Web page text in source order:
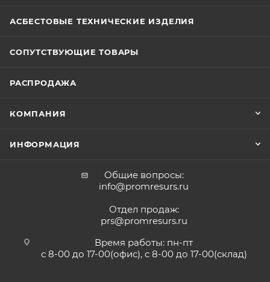
АСБЕСТОВЫЕ ТЕХНИЧЕСКИЕ ИЗДЕЛИЯ
СОПУТСТВУЮЩИЕ ТОВАРЫ
РАСПРОДАЖА
КОМПАНИЯ
ИНФОРМАЦИЯ
Общие вопросы:
info@promresurs.ru
Отдел продаж:
prs@promresurs.ru
Время работы: пн-пт
с 8-00 до 17-00(офис), с 8-00 до 17-00(склад)